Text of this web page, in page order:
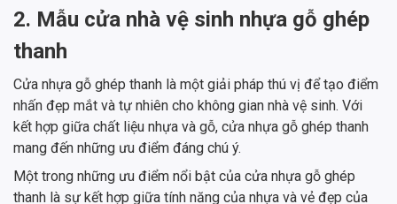
2. Mẫu cửa nhà vệ sinh nhựa gỗ ghép
thanh
Cửa nhựa gỗ ghép thanh là một giải pháp thú vị để tạo điểm
nhấn đẹp mắt và tự nhiên cho không gian nhà vệ sinh. Với
kết hợp giữa chất liệu nhựa và gỗ, cửa nhựa gỗ ghép thanh
mang đến những ưu điểm đáng chú ý.
Một trong những ưu điểm nổi bật của cửa nhựa gỗ ghép
thanh là sự kết hợp giữa tính năng của nhựa và vẻ đẹp của